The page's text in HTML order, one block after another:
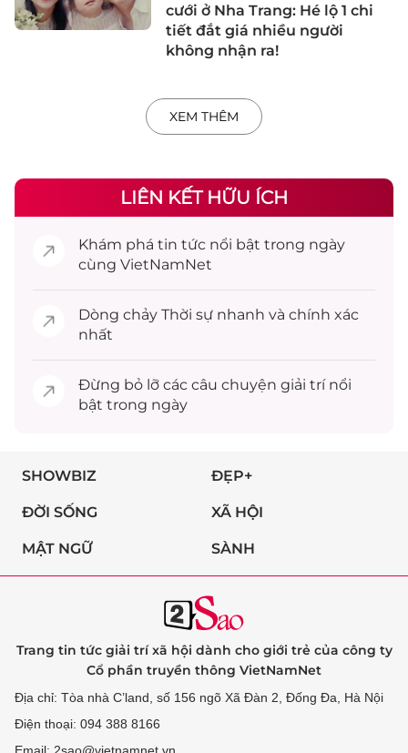
cưới ở Nha Trang: Hé lộ 1 chi
tiết đắt giá nhiều người
không nhận ra!
XEM THÊM
LIÊN KẾT HỮU ÍCH
Khám phá tin tức nổi bật trong ngày
cùng VietNamNet
Dòng chảy Thời sự nhanh và chính xác
nhất
Đừng bỏ lỡ các câu chuyện giải trínổi
bật trong ngày
SHOWBIZ ĐẸP+
ĐỜI SỐNG XÃ HỘI
MẬT NGỮ SÀNH
Trang tin tức giải trí xã hội dành cho giới trẻ của công ty
Cổ phần truyền thông VietNamNet
Địa chỉ: Tòa nhà C’land, số 156 ngõ Xã Đàn 2, Đống Đa, Hà Nội
Điện thoại: 094 388 8166